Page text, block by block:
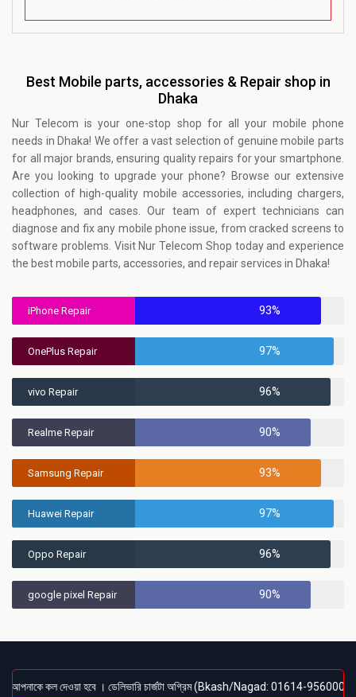
Best Mobile parts, accessories & Repair shop in
Dhaka
Nur Telecom is your one-stop shop for all your mobile phone
needs in Dhaka! We offer a vast selection of genuine mobile parts
for all major brands, ensuring quality repairs for your smartphone.
Are you looking to upgrade your phone? Browse our extensive
collection of high-quality mobile accessories, including chargers,
headphones, and cases. Our team of expert technicians can
diagnose and fix any mobile phone issue, from cracked screens to
software problems. Visit Nur Telecom Shop today and experience
the best mobile parts, accessories, and repair services in Dhaka!
iPhone Repair 93%
OnePlus Repair 97%
vivo Repair 96%
Realme Repair 90%
Samsung Repair 93%
Huawei Repair 97%
Oppo Repair 96%
google pixel Repair 90%
আপনাকে কল দেওয়া হবে । ডেলিভারি চার্জটা অগ্রিম (Bkash/Nagad: 01614-956000)